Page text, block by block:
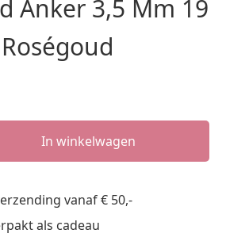
Anker 3,5 Mm 19
In winkelwagen
vanaf € 50,-
als cadeau